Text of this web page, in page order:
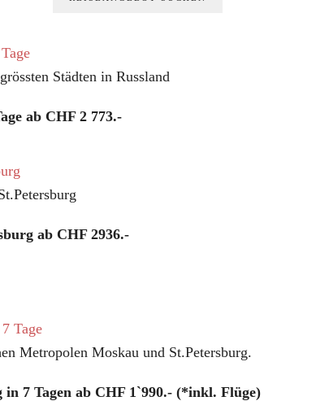
Städten in Russland
ab CHF 2 773.-
ab CHF 2936.-
Tage
Metropolen Moskau und St.Petersburg.
7 Tagen ab CHF 1`990.- (*inkl. Flüge)